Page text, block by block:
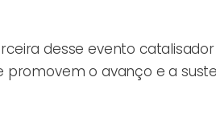
desse evento
promovem o avanço e a